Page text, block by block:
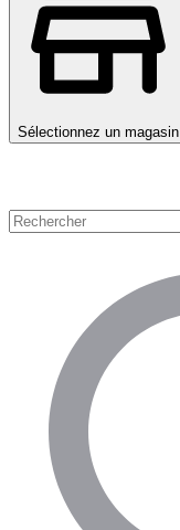
Sélectionnez un magasin